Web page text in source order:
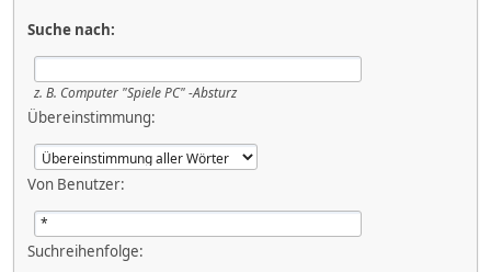
Suche nach:
z. B. Computer "Spiele PC" -Absturz
Übereinstimmung:
Von Benutzer:
Suchreihenfolge: